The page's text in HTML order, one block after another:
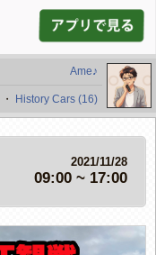
Ame♪
・ History Cars (16)
2021/11/28
09:00 ~ 17:00